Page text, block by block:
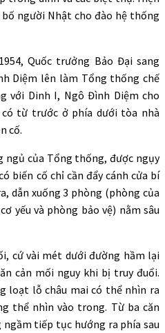
người Nhật cho đào hệ thống
Quốc trưởng Bảo Đại sang
Diệm lên làm Tổng thống chế
với Dinh I, Ngô Đình Diệm cho
từ trước ở phía dưới tòa nhà
cố.
của Tổng thống, được ngụy
biến cố chỉ cần đẩy cánh cửa bí
dẫn xuống 3 phòng (phòng của
yếu và phòng bảo vệ) nằm sâu
cứ vài mét dưới đường hầm lại
cản mối nguy khi bị truy đuổi.
loạt lỗ châu mai có thể nhìn ra
thể nhìn vào trong. Từ ba căn
tiếp tục hướng ra phía sau